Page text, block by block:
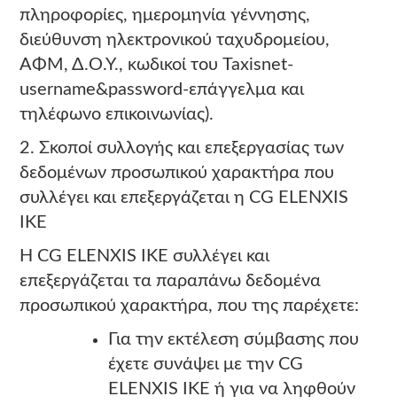
πληροφορίες, ημερομηνία γέννησης,
διεύθυνση ηλεκτρονικού ταχυδρομείου,
ΑΦΜ, Δ.Ο.Υ., κωδικοί του Taxisnet-
username&password-επάγγελμα και
τηλέφωνο επικοινωνίας).
2. Σκοποί συλλογής και επεξεργασίας των
δεδομένων προσωπικού χαρακτήρα που
συλλέγει και επεξεργάζεται η CG ELENXIS
ΙΚΕ
Η CG ELENXIS ΙΚΕ συλλέγει και
επεξεργάζεται τα παραπάνω δεδομένα
προσωπικού χαρακτήρα, που της παρέχετε:
Για την εκτέλεση σύμβασης που
έχετε συνάψει με την CG
ELENXIS ΙΚΕ ή για να ληφθούν